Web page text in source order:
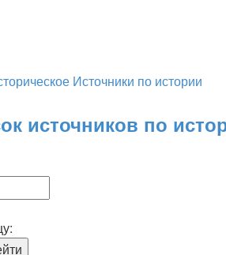
Источники по истории
источников по